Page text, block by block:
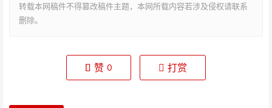
转载本网稿件不得篡改稿件主题，本网所载内容若涉及侵权请联系
删除。
赞 0 打赏